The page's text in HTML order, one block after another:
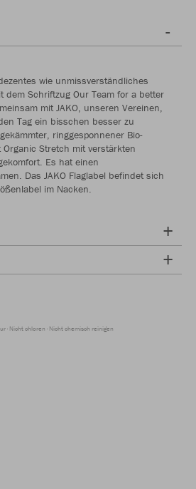
wie unmissverständliches
Schriftzug Our Team for a better
mit JAKO, unseren Vereinen,
Tag ein bisschen besser zu
ringgesponnener Bio-
Stretch mit verstärkten
Es hat einen
Das JAKO Flaglabel befindet sich
im Nacken.
Nicht chloren Nicht chemisch reinigen